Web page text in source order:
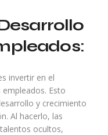
invertir en el
Esto
y crecimiento
Al hacerlo, las
ocultos,